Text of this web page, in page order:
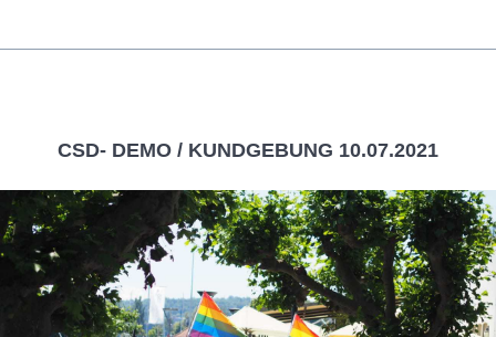
CSD- DEMO / KUNDGEBUNG 10.07.2021